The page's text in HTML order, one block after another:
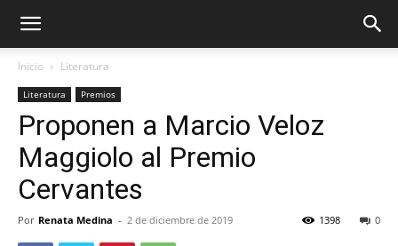
Inicio Literatura
Literatura Premios
Proponen a Marcio Veloz
Maggiolo al Premio
Cervantes
Por Renata Medina - 2 de diciembre de 2019 0
1398